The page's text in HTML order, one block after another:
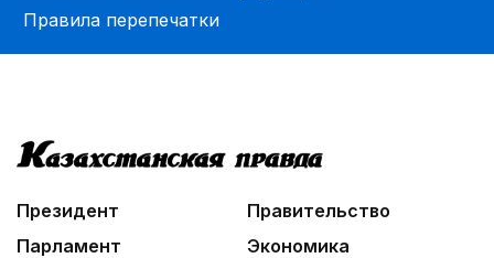
Правила перепечатки
Президент
Правительство
Парламент
Экономика